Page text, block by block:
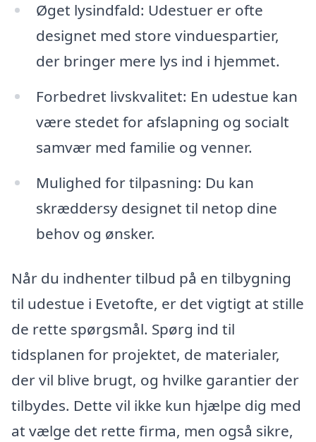
Øget lysindfald: Udestuer er ofte
designet med store vinduespartier,
der bringer mere lys ind i hjemmet.
Forbedret livskvalitet: En udestue kan
være stedet for afslapning og socialt
samvær med familie og venner.
Mulighed for tilpasning: Du kan
skræddersy designet til netop dine
behov og ønsker.
Når du indhenter tilbud på en tilbygning
til udestue i Evetofte, er det vigtigt at stille
de rette spørgsmål. Spørg ind til
tidsplanen for projektet, de materialer,
der vil blive brugt, og hvilke garantier der
tilbydes. Dette vil ikke kun hjælpe dig med
at vælge det rette firma, men også sikre,